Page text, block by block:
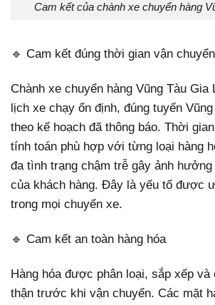
Cam kết của chành xe chuyển hàng
🔹 Cam kết đúng thời gian vận chuyển
Chành xe chuyển hàng Vũng Tàu Gia
lịch xe chạy ổn định, đúng tuyến
theo kế hoạch đã thông báo. Thời
tính toán phù hợp với từng loại hàng
đa tình trạng chậm trễ gây ảnh
của khách hàng. Đây là yếu tố được
trong mọi chuyến xe.
🔹 Cam kết an toàn hàng hóa
Hàng hóa được phân loại, sắp xếp và
thận trước khi vận chuyển. Các mặt